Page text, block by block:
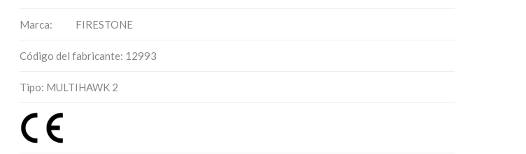
Marca: FIRESTONE
Código del fabricante: 12993
Tipo: MULTIHAWK 2